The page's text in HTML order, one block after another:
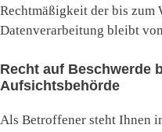
Rechtmäßigkeit der bis zum
Datenverarbeitung bleibt
Recht auf Beschwerde
Aufsichtsbehörde
Als Betroffener steht Ihnen